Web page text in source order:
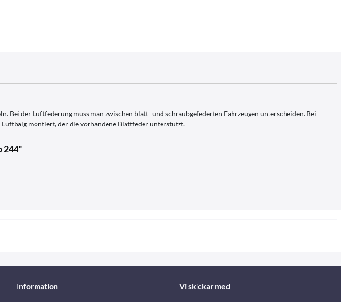
der Luftfederung muss man zwischen blatt- und schraubgefederten Fahrzeugen unterscheiden. Bei
montiert, der die vorhandene Blattfeder unterstützt.
244"
Information Vi skickar med